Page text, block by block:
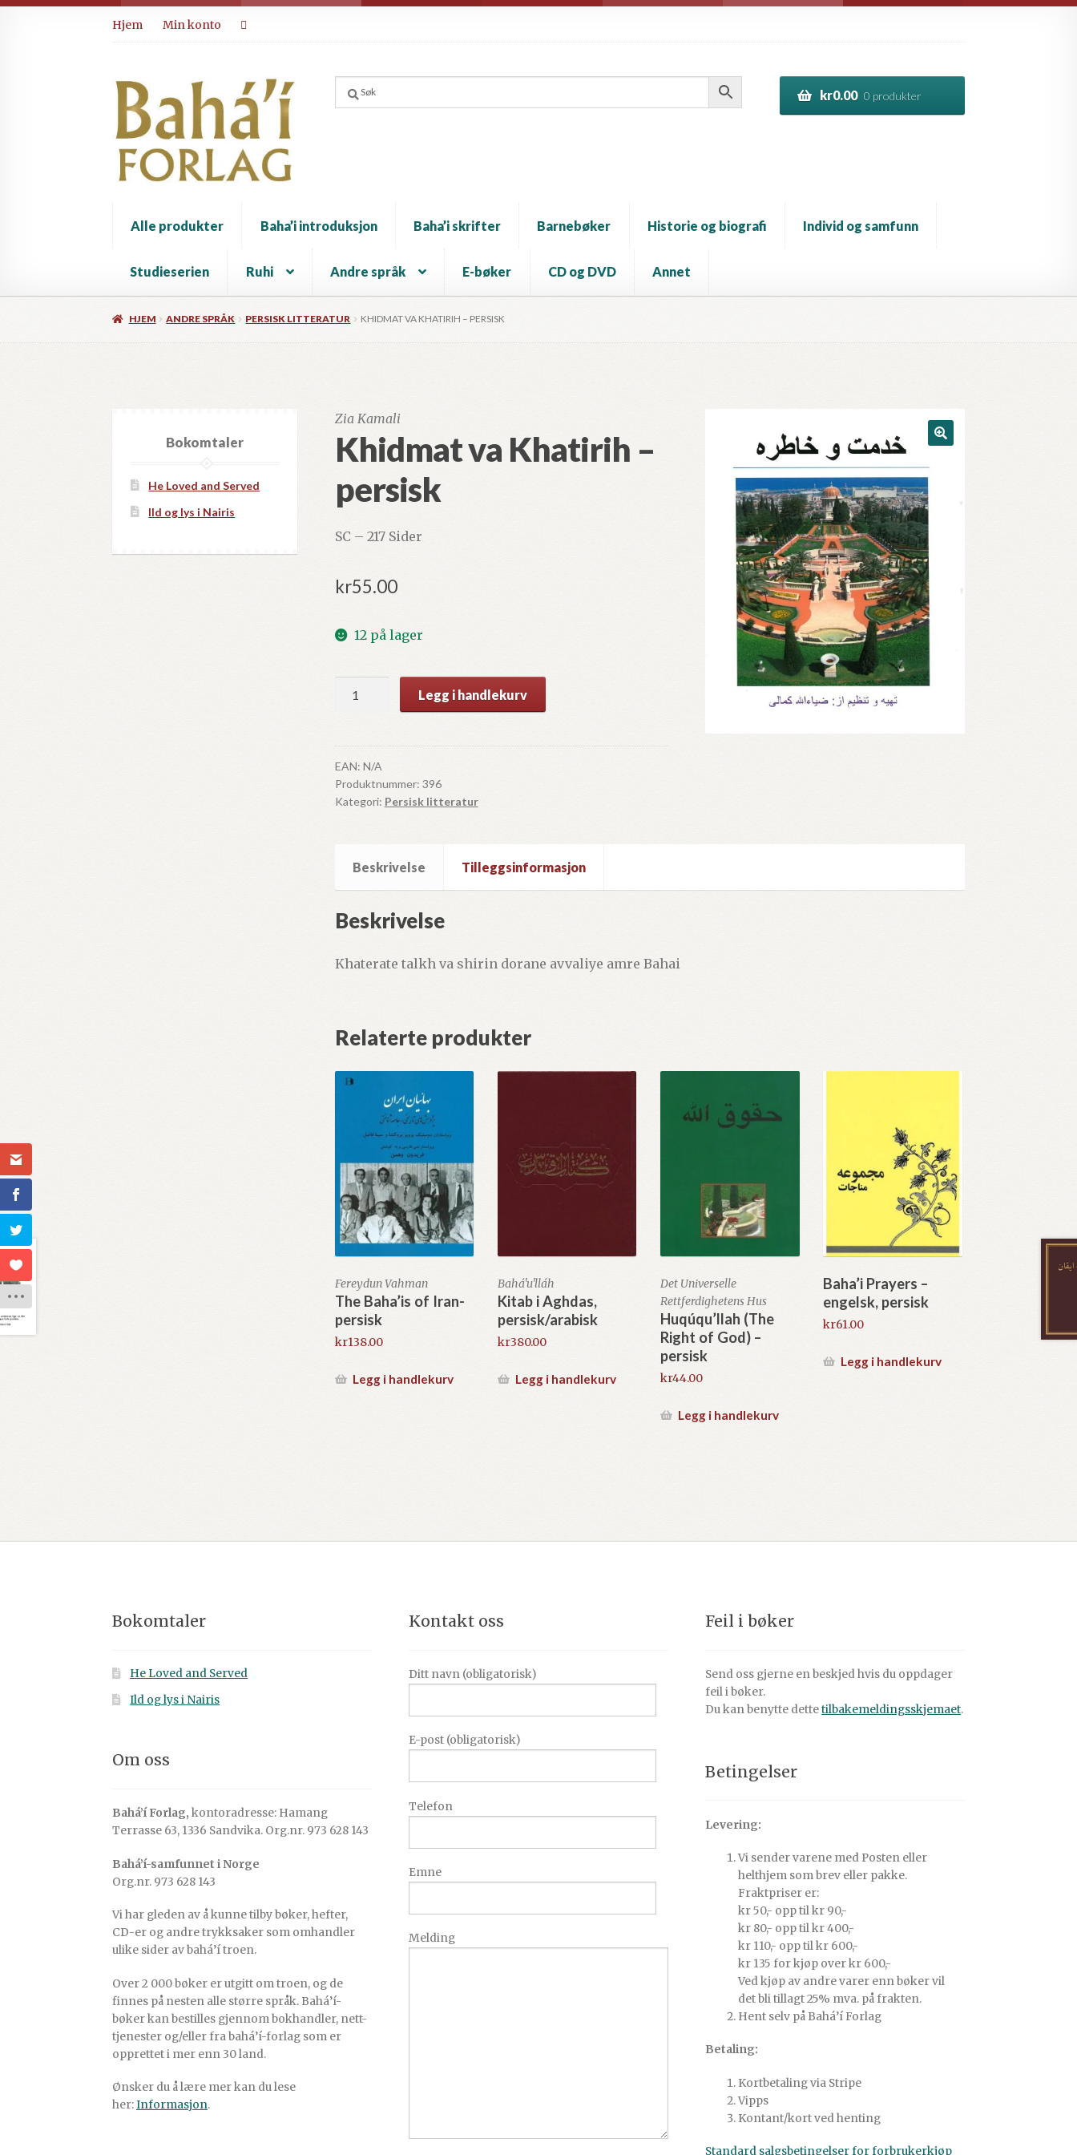
Hopp
til
Hopp
til
Hjem Min konto
kr0.00 0 produkter
Alle produkter Baha’i introduksjon Baha’i skrifter Barnebøker Historie og biografi Individ og samfunn
Studieserien Ruhi Andre språk E-bøker CD og DVD Annet
HJEM ANDRE SPRÅK PERSISK LITTERATUR KHIDMAT VA KHATIRIH – PERSISK
Zia Kamali
Khidmat va Khatirih –
persisk
SC – 217 Sider
kr55.00
12 på lager
-
persisk
antall
Legg i handlekurv
EAN: N/A
Produktnummer: 396
Kategori: Persisk litteratur
Beskrivelse Tilleggsinformasjon
Beskrivelse
Khaterate talkh va shirin dorane avvaliye amre Bahai
Relaterte produkter
Fereydun Vahman
The Baha’is of Iran-
persisk
kr138.00
Legg i handlekurv
Bahá'u'lláh
Kitab i Aghdas,
persisk/arabisk
kr380.00
Legg i handlekurv
Det Universelle
Rettferdighetens Hus
Huqúqu’llah (The
Right of God) –
persisk
kr44.00
Legg i handlekurv
Baha’i Prayers –
engelsk, persisk
kr61.00
Legg i handlekurv
Bokomtaler
He Loved and Served
Ild og lys i Nairis
Bokomtaler
He Loved and Served
Ild og lys i Nairis
Om oss
Bahá’í Forlag, kontoradresse: Hamang
Terrasse 63, 1336 Sandvika. Org.nr. 973 628 143
Bahá’í-samfunnet i Norge
Org.nr. 973 628 143
Vi har gleden av å kunne tilby bøker, hefter,
CD-er og andre trykksaker som omhandler
ulike sider av bahá’í troen.
Over 2 000 bøker er utgitt om troen, og de
finnes på nesten alle større språk. Bahá’í-
bøker kan bestilles gjennom bokhandler, nett-
tjenester og/eller fra bahá’í-forlag som er
opprettet i mer enn 30 land.
Ønsker du å lære mer kan du lese
her:Informasjon.
Kontakt oss
Ditt navn (obligatorisk)
E-post (obligatorisk)
Telefon
Emne
Melding
Feil i bøker
Send oss gjerne en beskjed hvis du oppdager
feil i bøker.
Du kan benytte dettetilbakemeldingsskjemaet.
Betingelser
Levering:
Vi sender varene med Posten eller
helthjem som brev eller pakke.
Fraktpriser er:
kr 50,- opp til kr 90,-
kr 80,- opp til kr 400,-
kr 110,- opp til kr 600,-
kr 135 for kjøp over kr 600,-
Ved kjøp av andre varer enn bøker vil
det bli tillagt 25% mva. på frakten.
Hent selv på Bahá’í Forlag
Betaling:
Kortbetaling via Stripe
Vipps
Kontant/kort ved henting
Standard salgsbetingelser for forbrukerkjøp